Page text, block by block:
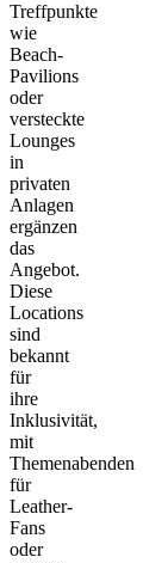
Treffpunkte
wie
Beach-
Pavilions
oder
versteckte
Lounges
in
privaten
Anlagen
ergänzen
das
Angebot.
Diese
Locations
sind
bekannt
für
ihre
Inklusivität,
mit
Themenabenden
für
Leather-
Fans
oder